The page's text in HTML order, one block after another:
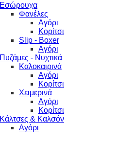
Εσώρουχα
Φανέλες
Αγόρι
Κορίτσι
Slip - Boxer
Αγόρι
Πυζάμες - Νυχτικά
Καλοκαιρινά
Αγόρι
Κορίτσι
Χειμερινά
Αγόρι
Κορίτσι
Κάλτσες & Καλσόν
Αγόρι